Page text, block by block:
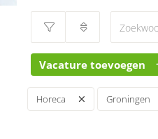
Vacature toevoegen
Horeca Groningen